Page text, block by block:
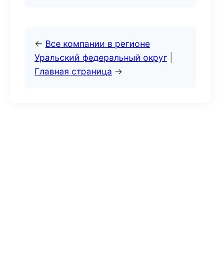
← Все компании в регионе
Уральский федеральный округ
Главная страница →